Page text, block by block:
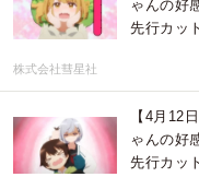
ゃんの好
先行カッ
株式会社彗星社
【4月12
ゃんの好
先行カッ